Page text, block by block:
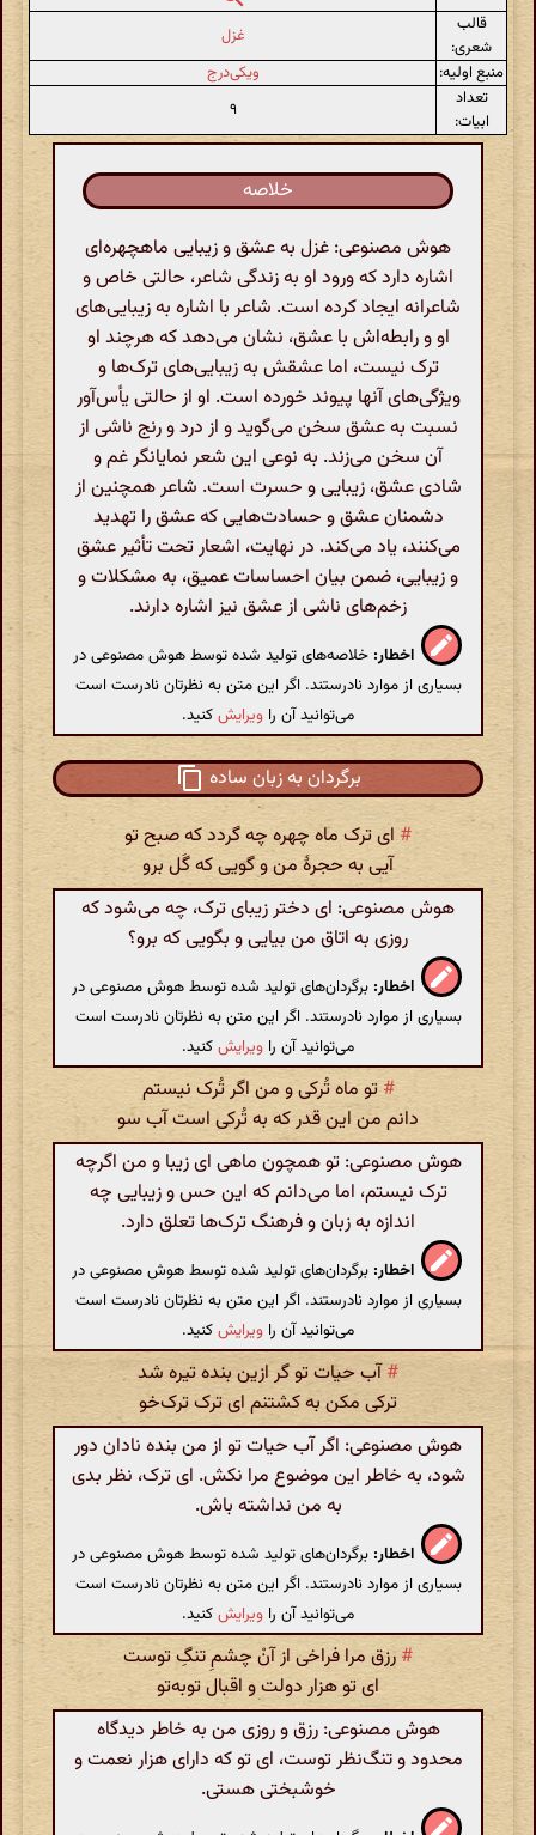
قالب
شعری:
غزل
منبع اولیه:
ویکی‌درج
تعداد
ابیات:
۹
خلاصه
هوش مصنوعی: غزل به عشق و زیبایی ماهچهره‌ای
اشاره دارد که ورود او به زندگی شاعر، حالتی خاص و
شاعرانه ایجاد کرده است. شاعر با اشاره به زیبایی‌های
او و رابطه‌اش با عشق، نشان می‌دهد که هرچند او
ترک نیست، اما عشقش به زیبایی‌های ترک‌ها و
ویژگی‌های آنها پیوند خورده است. او از حالتی یأس‌آور
نسبت به عشق سخن می‌گوید و از درد و رنج ناشی از
آن سخن می‌زند. به نوعی این شعر نمایانگر غم و
شادی عشق، زیبایی و حسرت است. شاعر همچنین از
دشمنان عشق و حسادت‌هایی که عشق را تهدید
می‌کنند، یاد می‌کند. در نهایت، اشعار تحت تأثیر عشق
و زیبایی، ضمن بیان احساسات عمیق، به مشکلات و
زخم‌های ناشی از عشق نیز اشاره دارند.
اخطار: خلاصه‌های تولید شده توسط هوش مصنوعی در
بسیاری از موارد نادرستند. اگر این متن به نظرتان نادرست است
می‌توانید آن را ویرایشکنید.
برگردان به زبان ساده
# ای ترک ماه چهره چه گردد که صبح تو
آیی به حجرهٔ من و گویی که گَل برو
هوش مصنوعی: ای دختر زیبای ترک، چه می‌شود که
روزی به اتاق من بیایی و بگویی که برو؟
اخطار: برگردان‌های تولید شده توسط هوش مصنوعی در
بسیاری از موارد نادرستند. اگر این متن به نظرتان نادرست است
می‌توانید آن را ویرایشکنید.
#تو ماه تُرکی و من اگر تُرک نیستم
دانم من این قدر که به تُرکی است آب سو
هوش مصنوعی: تو همچون ماهی ای زیبا و من اگرچه
ترک نیستم، اما می‌دانم که این حس و زیبایی چه
اندازه به زبان و فرهنگ ترک‌ها تعلق دارد.
اخطار: برگردان‌های تولید شده توسط هوش مصنوعی در
بسیاری از موارد نادرستند. اگر این متن به نظرتان نادرست است
می‌توانید آن را ویرایشکنید.
#آب حیات تو گر ازین بنده تیره شد
ترکی مکن به کشتنم ای ترک ترک‌خو
هوش مصنوعی: اگر آب حیات تو از من بنده نادان دور
شود، به خاطر این موضوع مرا نکش. ای ترک، نظر بدی
به من نداشته باش.
اخطار: برگردان‌های تولید شده توسط هوش مصنوعی در
بسیاری از موارد نادرستند. اگر این متن به نظرتان نادرست است
می‌توانید آن را ویرایشکنید.
# رزق مرا فراخی از آنْ چشمِ تنگِ توست
ای تو هزار دولت و اقبال توبه‌تو
هوش مصنوعی: رزق و روزی من به خاطر دیدگاه
محدود و تنگ‌نظر توست، ای تو که دارای هزار نعمت و
خوشبختی هستی.